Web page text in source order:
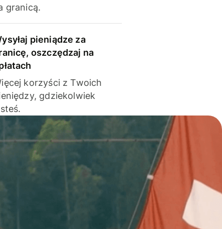
granicą.
pieniądze za
oszczędzaj na
korzyści z Twoich
gdziekolwiek